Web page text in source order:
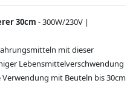
30cm - 300W/230V |
mit dieser
Lebensmittelverschwendung
mit Beuteln bis 30cm